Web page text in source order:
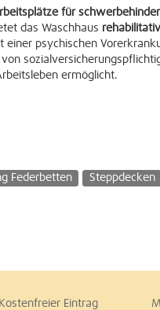
für
das Waschhaus
einer psychischen
ermöglicht.
Federbetten
Steppdecken
Kostenfreier Eintrag